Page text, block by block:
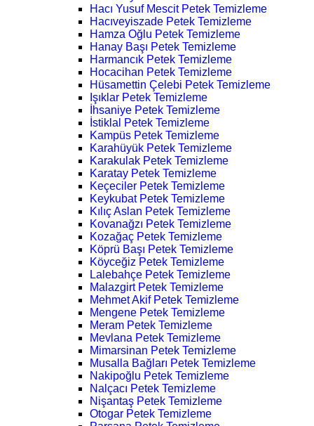
Hacı Yusuf Mescit Petek Temizleme
Hacıveyiszade Petek Temizleme
Hamza Oğlu Petek Temizleme
Hanay Başı Petek Temizleme
Harmancık Petek Temizleme
Hocacihan Petek Temizleme
Hüsamettin Çelebi Petek Temizleme
Işıklar Petek Temizleme
İhsaniye Petek Temizleme
İstiklal Petek Temizleme
Kampüs Petek Temizleme
Karahüyük Petek Temizleme
Karakulak Petek Temizleme
Karatay Petek Temizleme
Keçeciler Petek Temizleme
Keykubat Petek Temizleme
Kılıç Aslan Petek Temizleme
Kovanağzı Petek Temizleme
Kozağaç Petek Temizleme
Köprü Başı Petek Temizleme
Köyceğiz Petek Temizleme
Lalebahçe Petek Temizleme
Malazgirt Petek Temizleme
Mehmet Akif Petek Temizleme
Mengene Petek Temizleme
Meram Petek Temizleme
Mevlana Petek Temizleme
Mimarsinan Petek Temizleme
Musalla Bağları Petek Temizleme
Nakipoğlu Petek Temizleme
Nalçacı Petek Temizleme
Nişantaş Petek Temizleme
Otogar Petek Temizleme